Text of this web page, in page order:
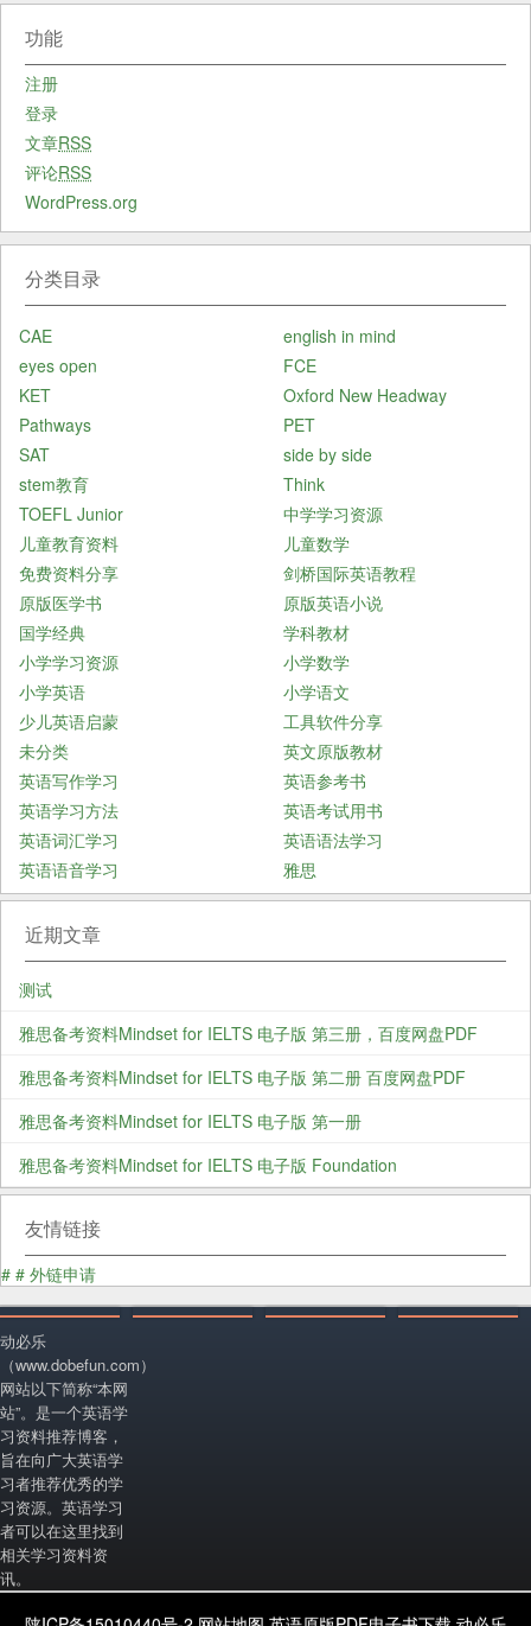
功能
注册
登录
文章RSS
评论RSS
WordPress.org
分类目录
CAE
english in mind
eyes open
FCE
KET
Oxford New Headway
Pathways
PET
SAT
side by side
stem教育
Think
TOEFL Junior
中学学习资源
儿童教育资料
儿童数学
免费资料分享
剑桥国际英语教程
原版医学书
原版英语小说
国学经典
学科教材
小学学习资源
小学数学
小学英语
小学语文
少儿英语启蒙
工具软件分享
未分类
英文原版教材
英语写作学习
英语参考书
英语学习方法
英语考试用书
英语词汇学习
英语语法学习
英语语音学习
雅思
近期文章
测试
雅思备考资料Mindset for IELTS 电子版 第三册，百度网盘PDF
雅思备考资料Mindset for IELTS 电子版 第二册 百度网盘PDF
雅思备考资料Mindset for IELTS 电子版 第一册
雅思备考资料Mindset for IELTS 电子版 Foundation
友情链接
# # 外链申请
动必乐
（www.dobefun.com）
网站以下简称“本网
站”。是一个英语学
习资料推荐博客，
旨在向广大英语学
习者推荐优秀的学
习资源。英语学习
者可以在这里找到
相关学习资料资
讯。